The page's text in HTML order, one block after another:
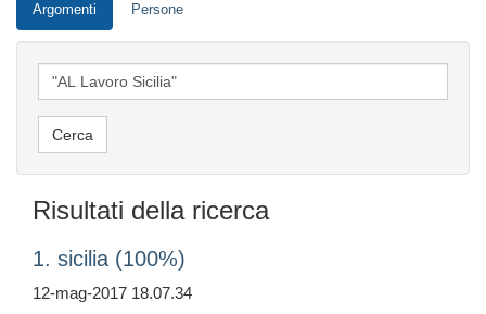
Argomenti Persone
Risultati della ricerca
1. sicilia (100%)
12-mag-2017 18.07.34